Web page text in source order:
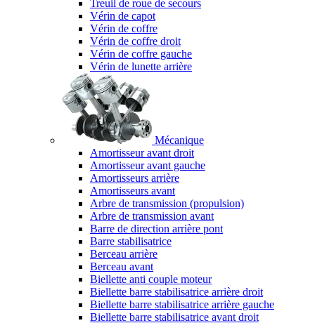
Treuil de roue de secours
Vérin de capot
Vérin de coffre
Vérin de coffre droit
Vérin de coffre gauche
Vérin de lunette arrière
Mécanique
Amortisseur avant droit
Amortisseur avant gauche
Amortisseurs arrière
Amortisseurs avant
Arbre de transmission (propulsion)
Arbre de transmission avant
Barre de direction arrière pont
Barre stabilisatrice
Berceau arrière
Berceau avant
Biellette anti couple moteur
Biellette barre stabilisatrice arrière droit
Biellette barre stabilisatrice arrière gauche
Biellette barre stabilisatrice avant droit